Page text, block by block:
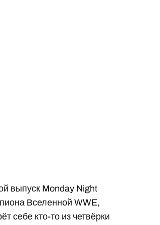
выпуск Monday Night
Вселенной WWE,
себе кто-то из четвёрки